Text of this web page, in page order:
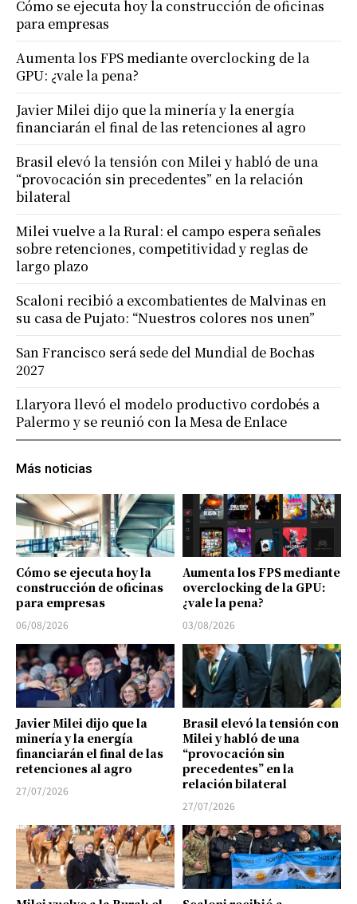
Más noticias
Cómo se ejecuta hoy la
construcción de oficinas
para empresas
06/08/2026
Aumenta los FPS mediante
overclocking de la GPU:
¿vale la pena?
03/08/2026
Javier Milei dijo que la
minería y la energía
financiarán el final de las
retenciones al agro
27/07/2026
Brasil elevó la tensión con
Milei y habló de una
“provocación sin
precedentes” en la
relación bilateral
27/07/2026
Cómo se ejecuta hoy la construcción de oficinas
para empresas
Aumenta los FPS mediante overclocking de la
GPU: ¿vale la pena?
Javier Milei dijo que la minería y la energía
financiarán el final de las retenciones al agro
Brasil elevó la tensión con Milei y habló de una
“provocación sin precedentes” en la relación
bilateral
Milei vuelve a la Rural: el campo espera señales
sobre retenciones, competitividad y reglas de
largo plazo
Scaloni recibió a excombatientes de Malvinas en
su casa de Pujato: “Nuestros colores nos unen”
San Francisco será sede del Mundial de Bochas
2027
Llaryora llevó el modelo productivo cordobés a
Palermo y se reunió con la Mesa de Enlace